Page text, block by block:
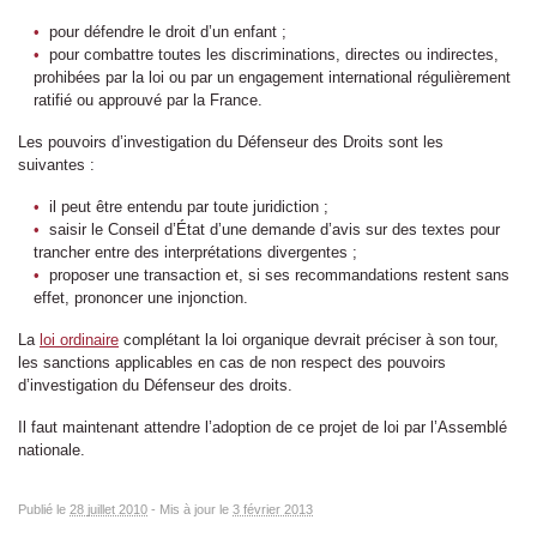
pour défendre le droit d’un enfant ;
pour combattre toutes les discriminations, directes ou indirectes,
prohibées par la loi ou par un engagement international régulièrement
ratifié ou approuvé par la France.
Les pouvoirs d’investigation du Défenseur des Droits sont les
suivantes :
il peut être entendu par toute juridiction ;
saisir le Conseil d’État d’une demande d’avis sur des textes pour
trancher entre des interprétations divergentes ;
proposer une transaction et, si ses recommandations restent sans
effet, prononcer une injonction.
La loi ordinaire complétant la loi organique devrait préciser à son tour,
les sanctions applicables en cas de non respect des pouvoirs
d’investigation du Défenseur des droits.
Il faut maintenant attendre l’adoption de ce projet de loi par l’Assemblé
nationale.
Publié le 28 juillet 2010 - Mis à jour le 3 février 2013